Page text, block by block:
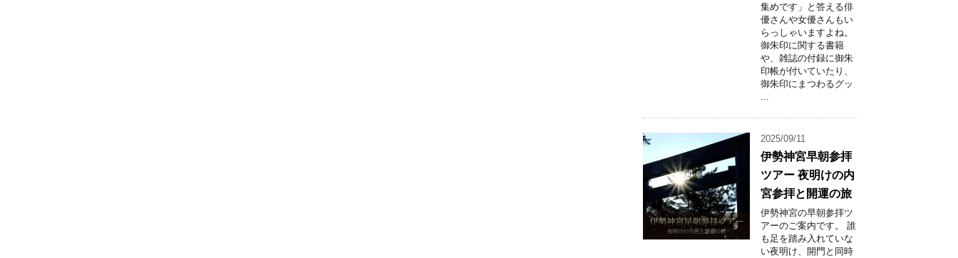
集めです」と答える俳
優さんや女優さんもい
らっしゃいますよね。
御朱印に関する書籍
や、雑誌の付録に御朱
印帳が付いていたり、
御朱印にまつわるグッ
...
2025/09/11
伊勢神宮早朝参拝
ツアー 夜明けの内
宮参拝と開運の旅
伊勢神宮の早朝参拝ツ
アーのご案内です。 誰
も足を踏み入れていな
い夜明け、開門と同時